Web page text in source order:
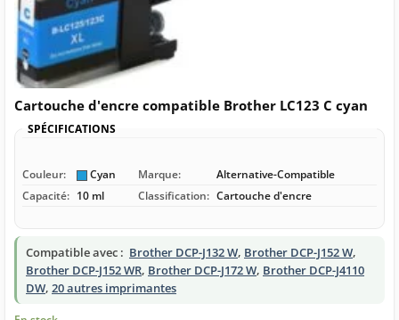
Cartouche d'encre compatible Brother LC123 C cyan
SPÉCIFICATIONS
Couleur: Cyan Marque:
Alternative-Compatible
Capacité: 10 ml Classification: Cartouche d'encre
Compatible avec : Brother DCP-J132 W, Brother DCP-J152 W,
Brother DCP-J152 WR, Brother DCP-J172 W, Brother DCP-J4110
DW, 20 autres imprimantes